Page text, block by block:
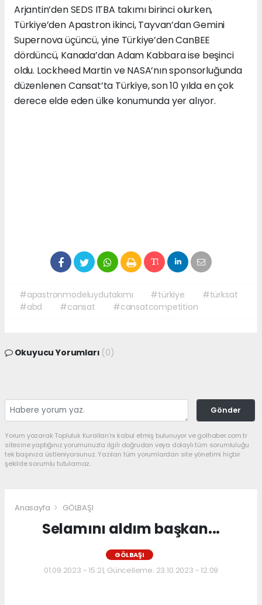
Arjantin’den SEDS ITBA takımı birinci olurken,
Türkiye’den Apastron ikinci, Tayvan’dan Gemini
Supernova üçüncü, yine Türkiye’den CanBEE
dördüncü, Kanada’dan Adam Kabbara ise beşinci
oldu. Lockheed Martin ve NASA’nın sponsorluğunda
düzenlenen Cansat’ta Türkiye, son 10 yılda en çok
derece elde eden ülke konumunda yer alıyor.
#apastronmodeluydutakımı #türkiye
#türksat
#abd
#cansat #cansatcompetition
Okuyucu Yorumları (0)
Gönder
Yorum yazarak Topluluk Kuralları’nı kabul etmiş bulunuyor ve golhaber.com.tr
sitesine yaptığınız yorumunuzla ilgili doğrudan veya dolaylı tüm sorumluluğu
tek başınıza üstleniyorsunuz. Yazılan tüm yorumlardan site yönetimi hiçbir
şekilde sorumlu tutulamaz.
Anasayfa GÖLBAŞI
Selamını aldım başkan...
GÖLBAŞI
01.09.2023 - 15:21, Güncelleme: 23.10.2023 - 12:09